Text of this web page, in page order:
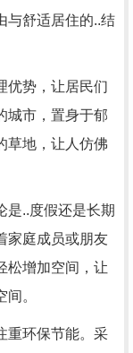
与舒适居住的..结
优势，让居民们
城市，置身于郁
草地，让人仿佛
是..度假还是长期
家庭成员或朋友
松增加空间，让
。
重环保节能。采